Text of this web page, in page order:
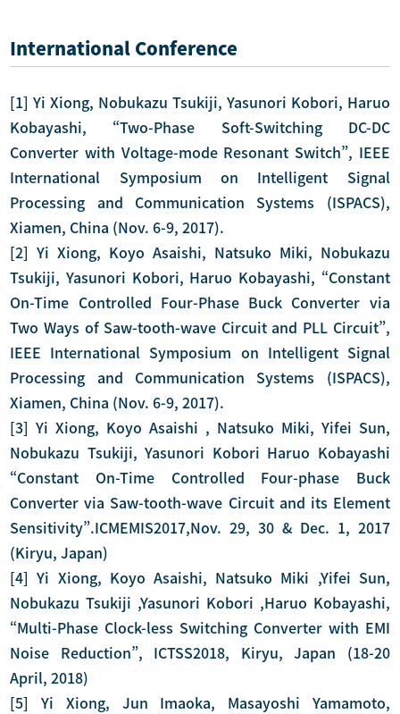
International Conference
[1] Yi Xiong, Nobukazu Tsukiji, Yasunori Kobori, Haruo
Kobayashi, “Two-Phase Soft-Switching DC-DC
Converter with Voltage-mode Resonant Switch”, IEEE
International Symposium on Intelligent Signal
Processing and Communication Systems (ISPACS),
Xiamen, China (Nov. 6-9, 2017).
[2] Yi Xiong, Koyo Asaishi, Natsuko Miki, Nobukazu
Tsukiji, Yasunori Kobori, Haruo Kobayashi, “Constant
On-Time Controlled Four-Phase Buck Converter via
Two Ways of Saw-tooth-wave Circuit and PLL Circuit”,
IEEE International Symposium on Intelligent Signal
Processing and Communication Systems (ISPACS),
Xiamen, China (Nov. 6-9, 2017).
[3] Yi Xiong, Koyo Asaishi , Natsuko Miki, Yifei Sun,
Nobukazu Tsukiji, Yasunori Kobori Haruo Kobayashi
“Constant On-Time Controlled Four-phase Buck
Converter via Saw-tooth-wave Circuit and its Element
Sensitivity”.ICMEMIS2017,Nov. 29, 30 & Dec. 1, 2017
(Kiryu, Japan)
[4] Yi Xiong, Koyo Asaishi, Natsuko Miki ,Yifei Sun,
Nobukazu Tsukiji ,Yasunori Kobori ,Haruo Kobayashi,
“Multi-Phase Clock-less Switching Converter with EMI
Noise Reduction”, ICTSS2018, Kiryu, Japan (18-20
April, 2018)
[5] Yi Xiong, Jun Imaoka, Masayoshi Yamamoto,